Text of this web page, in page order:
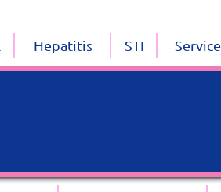
Hepatitis STI Service